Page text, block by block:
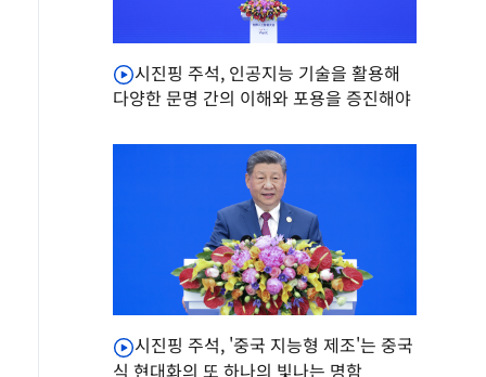
시진핑 주석, 인공지능 기술을 활용해
다양한 문명 간의 이해와 포용을 증진해야
시진핑 주석, '중국 지능형 제조'는 중국
식 현대화의 또 하나의 빛나는 명함